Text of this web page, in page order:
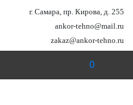
г. Самара, пр. Кирова, д. 255
ankor-tehno@mail.ru
zakaz@ankor-tehno.ru
0